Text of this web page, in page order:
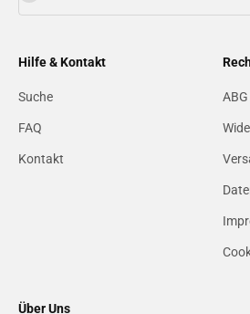
Hilfe & Kontakt
Suche
FAQ
Kontakt
ABG
Über Uns